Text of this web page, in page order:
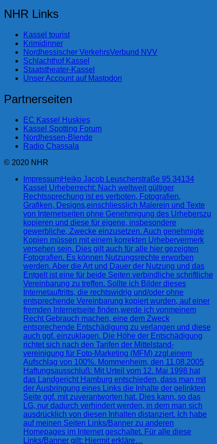
NHR Links
Kassel tourist
Krimidinner
Nordhessischer VerkehrsVerbund NVV
Schlachthof Kassel
Staatstheater-Kassel
Unser Account auf Mastodon
Partnerseiten
EC Kassel Huskies
Kassel Spotting Forum
Nordhessen-Blende
Radio Chassala
© 2020 NHR
ImpressumHeiko Jacob Leuscherstraße 95 34134
Kassel Urheberrecht: Nach weltweit gültiger
Rechtssprechung ist es verboten, Fotografien,
Grafiken, Designs,einschliesslich Malerein und Texte
von Internetseiten ohne Genehmigung des Urheberszu
kopieren und diese für eigene, insbesondere
gewerbliche, Zwecke einzusetzen. Auch genehmigte
Kopien müssen mit einem korrekten Urhebervermerk
versehen sein. Dies gilt auch für alle hier gezeigten
Fotografien. Es können Nutzungsrechte erworben
werden. Aber die Art und Dauer der Nutzung und das
Entgelt ist eine für beide Seiten verbindliche schriftliche
Vereinbarung zu treffen. Sollte ich Bilder dieses
Internetauftritts, die rechtswidrig und/oder ohne
entsprechende Vereinbarung kopiert wurden, auf einer
fremden Internetseite finden,werde ich vonmeinem
Recht Gebrauch machen, eine dem Zweck
entsprechende Entschädigung zu verlangen und diese
auch ggf. einzuklagen. Die Höhe der Entschädigung
richtet sich nach den Tarifen der Mittelstand-
vereinigung für Foto-Marketing (MFM) zzgl.einem
Aufschlag von 100%. Mommenheim, den 11.08.2005
Haftungsausschluß: Mit Urteil vom 12. Mai 1998 hat
das Landgericht Hamburg entschieden, dass man mit
der Ausbringung eines Links die Inhalte der gelinkten
Seite ggf. mit zuverantworten hat. Dies kann, so das
LG, nur dadurch verhindert werden, in dem man sich
ausdrücklich von diesen Inhalten distanziert. Ich habe
auf meinen Seiten Links/Banner zu anderen
Homepages im Internet geschaltet. Für alle diese
Links/Banner gilt: Hiermit erkläre…